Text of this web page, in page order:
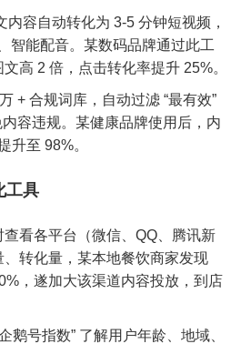
内容自动转化为 3-5 分钟短视频，
智能配音。某数码品牌通过此工
高 2 倍，点击转化率提升 25%。
+ 合规词库，自动过滤 “最有效”
内容违规。某健康品牌使用后，内
升至 98%。
工具
查看各平台（微信、QQ、腾讯新
转化量，某本地餐饮商家发现
，遂加大该渠道内容投放，到店
鹅号指数” 了解用户年龄、地域、